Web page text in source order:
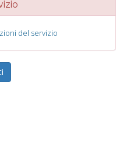
del servizio